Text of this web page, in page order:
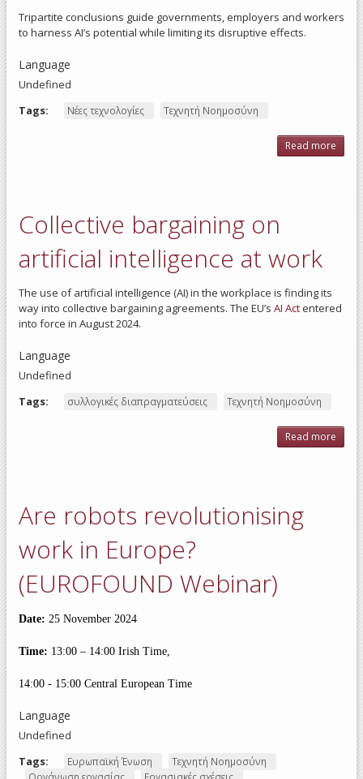
Tripartite conclusions guide governments, employers and workers
to harness AI’s potential while limiting its disruptive effects.
Language
Undefined
Tags:
Νέες τεχνολογίες Τεχνητή Νοημοσύνη
Read more
Collective bargaining on
artificial intelligence at work
The use of artificial intelligence (AI) in the workplace is finding its
way into collective bargaining agreements. The EU’s AI Actentered
into force in August 2024.
Language
Undefined
Tags:
συλλογικές διαπραγματεύσεις Τεχνητή Νοημοσύνη
Read more
Are robots revolutionising
work in Europe?
(EUROFOUND Webinar)
Date: 25 November 2024
Time: 13:00 – 14:00 Irish Time,
14:00 - 15:00 Central European Time
Language
Undefined
Tags:
Ευρωπαϊκή Ένωση
Τεχνητή Νοημοσύνη